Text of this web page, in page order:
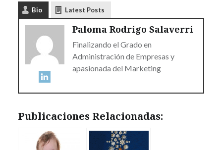
Bio Latest Posts
Paloma Rodrigo Salaverri
Finalizando el Grado en
Administración de Empresas y
apasionada del Marketing
Publicaciones Relacionadas: